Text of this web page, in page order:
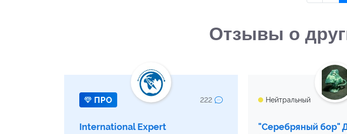
Отзывы о
222
International Expert
Нейтральный
"Серебряный бор"